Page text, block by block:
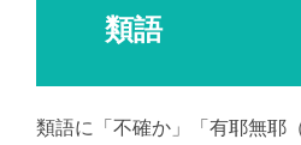
類語
類語に「不確か」「有耶無耶